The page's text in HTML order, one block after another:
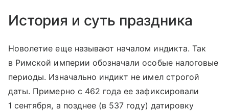
История и суть праздника
Новолетие еще называют началом индикта. Так
в Римской империи обозначали особые налоговые
периоды. Изначально индикт не имел строгой
даты. Примерно с 462 года ее зафиксировали
1 сентября, а позднее (в 537 году) датировку